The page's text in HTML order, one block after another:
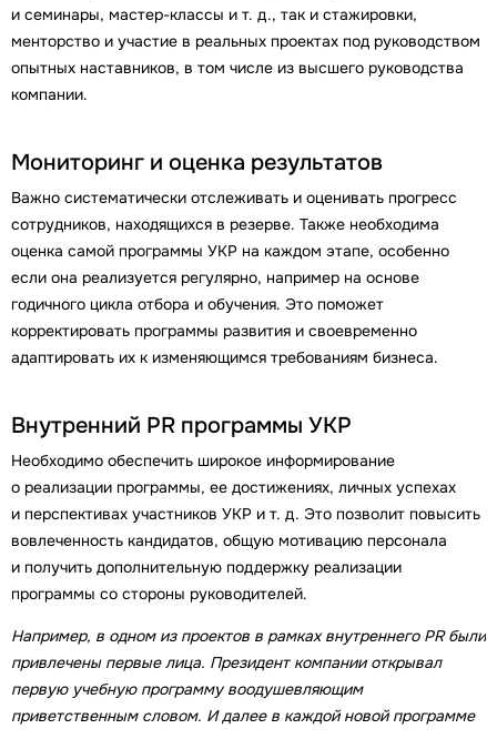
и семинары, мастер-классы и т. д., так и стажировки,
менторство и участие в реальных проектах под руководством
опытных наставников, в том числе из высшего руководства
компании.
Мониторинг и оценка результатов
Важно систематически отслеживать и оценивать прогресс
сотрудников, находящихся в резерве. Также необходима
оценка самой программы УКР на каждом этапе, особенно
если она реализуется регулярно, например на основе
годичного цикла отбора и обучения. Это поможет
корректировать программы развития и своевременно
адаптировать их к изменяющимся требованиям бизнеса.
Внутренний PR программы УКР
Необходимо обеспечить широкое информирование
о реализации программы, ее достижениях, личных успехах
и перспективах участников УКР и т. д. Это позволит повысить
вовлеченность кандидатов, общую мотивацию персонала
и получить дополнительную поддержку реализации
программы со стороны руководителей.
Например, в одном из проектов в рамках внутреннего PR были
привлечены первые лица. Президент компании открывал
первую учебную программу воодушевляющим
приветственным словом. И далее в каждой новой программе